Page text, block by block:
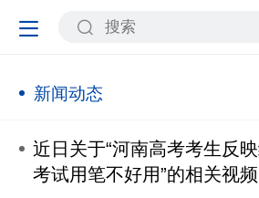
新闻动态
近日关于“河南高考考生反
考试用笔不好用”的相关视